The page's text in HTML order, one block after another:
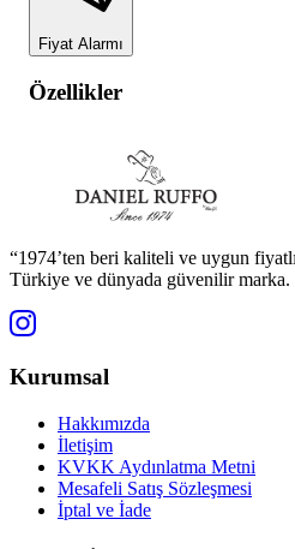
Fiyat Alarmı
Özellikler
“1974’ten beri kaliteli ve uygun
Türkiye ve dünyada güvenilir marka.
Kurumsal
Hakkımızda
İletişim
KVKK Aydınlatma Metni
Mesafeli Satış Sözleşmesi
İptal ve İade